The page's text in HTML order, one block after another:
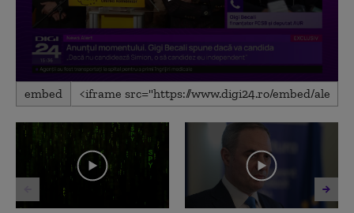
0
seconds
7
minutes,
seconds
embed